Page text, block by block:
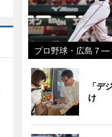
プロ野球・広島７―
「デ
け